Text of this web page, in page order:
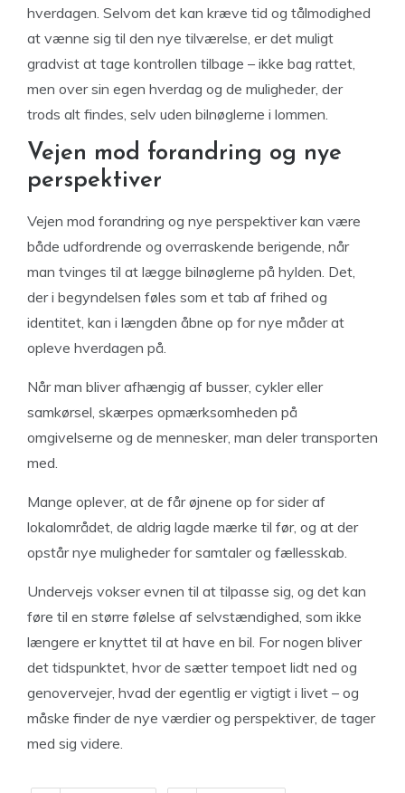
hverdagen. Selvom det kan kræve tid og tålmodighed
at vænne sig til den nye tilværelse, er det muligt
gradvist at tage kontrollen tilbage – ikke bag rattet,
men over sin egen hverdag og de muligheder, der
trods alt findes, selv uden bilnøglerne i lommen.
Vejen mod forandring og nye
perspektiver
Vejen mod forandring og nye perspektiver kan være
både udfordrende og overraskende berigende, når
man tvinges til at lægge bilnøglerne på hylden. Det,
der i begyndelsen føles som et tab af frihed og
identitet, kan i længden åbne op for nye måder at
opleve hverdagen på.
Når man bliver afhængig af busser, cykler eller
samkørsel, skærpes opmærksomheden på
omgivelserne og de mennesker, man deler transporten
med.
Mange oplever, at de får øjnene op for sider af
lokalområdet, de aldrig lagde mærke til før, og at der
opstår nye muligheder for samtaler og fællesskab.
Undervejs vokser evnen til at tilpasse sig, og det kan
føre til en større følelse af selvstændighed, som ikke
længere er knyttet til at have en bil. For nogen bliver
det tidspunktet, hvor de sætter tempoet lidt ned og
genovervejer, hvad der egentlig er vigtigt i livet – og
måske finder de nye værdier og perspektiver, de tager
med sig videre.